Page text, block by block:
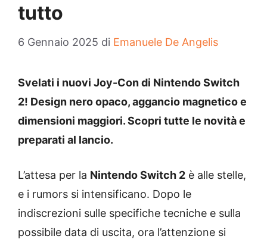
tutto
6 Gennaio 2025 di Emanuele De Angelis
Svelati i nuovi Joy-Con di Nintendo Switch
2! Design nero opaco, aggancio magnetico e
dimensioni maggiori. Scopri tutte le novità e
preparati al lancio.
L’attesa per la Nintendo Switch 2 è alle stelle,
e i rumors si intensificano. Dopo le
indiscrezioni sulle specifiche tecniche e sulla
possibile data di uscita, ora l’attenzione si